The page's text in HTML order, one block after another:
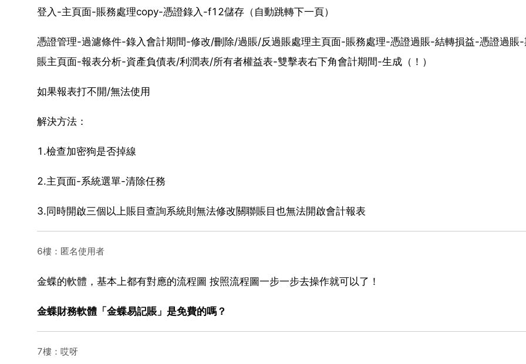
登入-主頁面-賬務處理copy-憑證錄入-f12儲存（自動跳轉下一頁）
憑證管理-過濾條件-錄入會計期間-修改/刪除/過賬/反過賬處理主頁面-賬務處理-憑證過賬-結轉損益-憑證過賬
賬主頁面-報表分析-資產負債表/利潤表/所有者權益表-雙擊表右下角會計期間-生成（！）
如果報表打不開/無法使用
解決方法：
1.檢查加密狗是否掉線
2.主頁面-系統選單-清除任務
3.同時開啟三個以上賬目查詢系統則無法修改關聯賬目也無法開啟會計報表
6樓：匿名使用者
金蝶的軟體，基本上都有對應的流程圖 按照流程圖一步一步去操作就可以了！
金蝶財務軟體「金蝶易記賬」是免費的嗎？
7樓：哎呀